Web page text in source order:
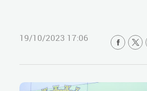
19/10/2023 17:06